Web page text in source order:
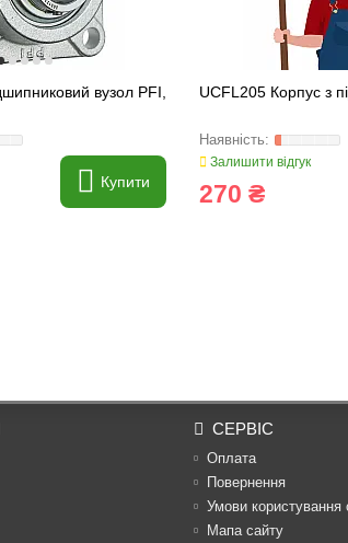
вузол PFI,
Купити
UCFL205 Корпус з
Залишити відгук
270 ₴
СЕРВІС
Оплата
Повернення
Умови користування
Мапа сайту